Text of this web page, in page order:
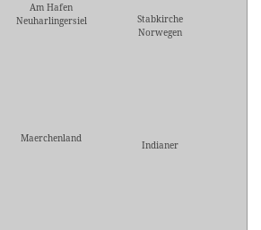
Am Hafen
Neuharlingersiel
Stabkirche
Norwegen
Maerchenland
Indianer